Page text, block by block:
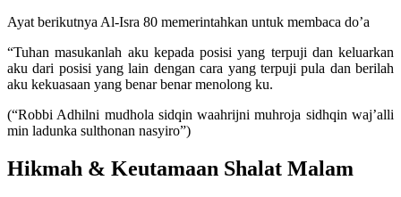
Ayat berikutnya Al-Isra 80 memerintahkan untuk membaca do’a
“Tuhan masukanlah aku kepada posisi yang terpuji dan keluarkan
aku dari posisi yang lain dengan cara yang terpuji pula dan berilah
aku kekuasaan yang benar benar menolong ku.
(“Robbi Adhilni mudhola sidqin waahrijni muhroja sidhqin waj’alli
min ladunka sulthonan nasyiro”)
Hikmah & Keutamaan Shalat Malam